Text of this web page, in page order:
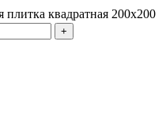
плитка квадратная 200х200
+